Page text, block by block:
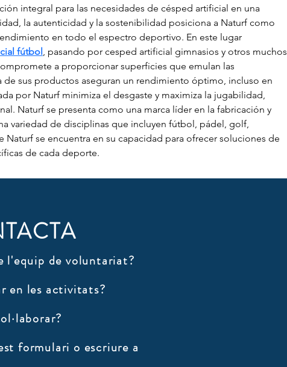
integral para las necesidades de césped artificial en una
la autenticidad y la sostenibilidad posiciona a Naturf como
en todo el espectro deportivo. En este lugar
fútbol, pasando por cesped artificial gimnasios y otros muchos
a proporcionar superficies que emulan las
sus productos aseguran un rendimiento óptimo, incluso en
por Naturf minimiza el desgaste y maximiza la jugabilidad,
Naturf se presenta como una marca líder en la fabricación y
variedad de disciplinas que incluyen fútbol, pádel, golf,
se encuentra en su capacidad para ofrecer soluciones de
de cada deporte.
l'equip de voluntariat?
en les activitats?
formulari o escriure a